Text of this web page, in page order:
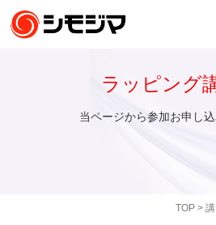
TOP>
ラッピング
当ページから参加お申し込